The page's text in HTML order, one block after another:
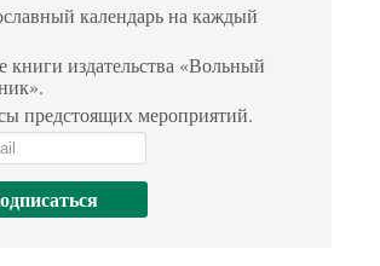
календарь на каждый
книги издательства «Вольный
предстоящих мероприятий.